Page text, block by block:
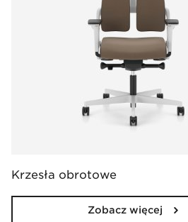
Krzesła obrotowe
Zobacz więcej